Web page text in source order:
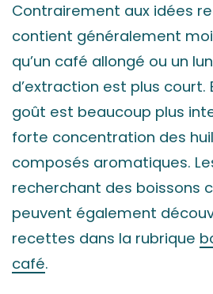
Contrairement aux idées
contient généralement
qu’un café allongé ou un
d’extraction est plus court.
goût est beaucoup plus
forte concentration des
composés aromatiques.
recherchant des boissons
peuvent également
recettes dans la rubrique
café.